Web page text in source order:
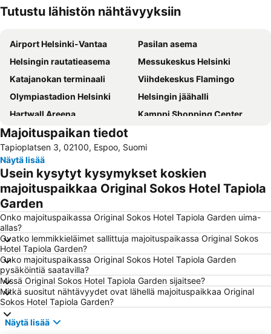
Tutustu lähistön nähtävyyksiin
Airport Helsinki-Vantaa
Pasilan asema
Helsingin rautatieasema
Messukeskus Helsinki
Katajanokan terminaali
Viihdekeskus Flamingo
Olympiastadion Helsinki
Helsingin jäähalli
Hartwall Areena
Kamppi Shopping Center
Linnanmäki
Vesipuisto Serena
Tikkurilan matkakeskus
Korkeasaari
Jumbo
Tuska Open Air Metal Festival
Länsisatama
Jätkäsaari
Kaapelitehdas
Itis
Otaniemi
Kauppatori
Nuuksio National Park
Vuosaari
Herttoniemi
Sörnäinen
Kampin linja-autoasema
Tiedekeskus Heureka
Kallio Church
Finlandia Hall
Majoituspaikan tiedot
Tapioplatsen 3, 02100, Espoo, Suomi
Näytä lisää
Usein kysytyt kysymykset koskien
majoituspaikkaa Original Sokos Hotel Tapiola
Garden
Onko majoituspaikassa Original Sokos Hotel Tapiola Garden uima-
allas?
Ovatko lemmikkieläimet sallittuja majoituspaikassa Original Sokos
Hotel Tapiola Garden?
Onko majoituspaikassa Original Sokos Hotel Tapiola Garden
pysäköintiä saatavilla?
Missä Original Sokos Hotel Tapiola Garden sijaitsee?
Mitkä suositut nähtävyydet ovat lähellä majoituspaikkaa Original
Sokos Hotel Tapiola Garden?
Näytä lisää